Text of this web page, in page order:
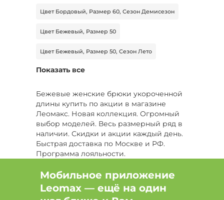
Цвет Бордовый, Размер 60, Сезон Демисезон
Цвет Бежевый, Размер 50
Цвет Бежевый, Размер 50, Сезон Лето
Размер 58, Тип юбка-брюки, Длина стандартная
Цвет Коричневый, Размер 58, Тип штаны
спортивные
Размер 42, Сезон Демисезон, Тип штаны
спортивные
Размер 62, Сезон Демисезон
Цвет Черный, Размер 52, Сезон Все
Показать все
Бежевые женские брюки укороченной
длины купить по акции в магазине
Леомакс. Новая коллекция. Огромный
выбор моделей. Весь размерный ряд в
наличии. Скидки и акции каждый день.
Быстрая доставка по Москве и РФ.
Программа лояльности.
Мобильное приложение
Leomax — ещё на один